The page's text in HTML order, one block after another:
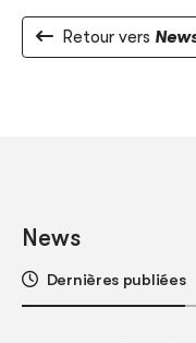
Retour vers
News
Dernières publiées